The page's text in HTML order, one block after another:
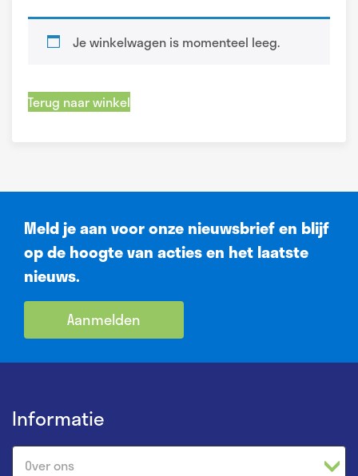
Je winkelwagen is momenteel leeg.
Terug naar winkel
Meld je aan voor onze nieuwsbrief en blijf
op de hoogte van acties en het laatste
nieuws.
Aanmelden
Informatie
Over ons